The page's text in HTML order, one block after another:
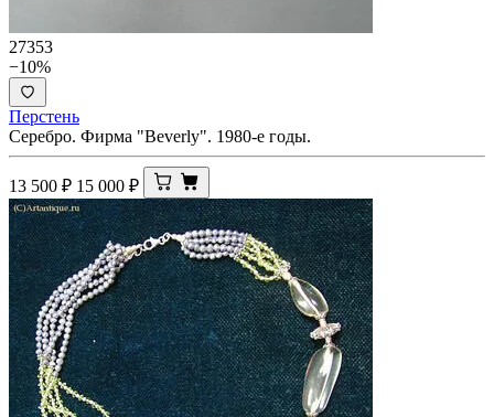
27353
−10%
Перстень
Серебро. Фирма "Beverly". 1980-е годы.
13 500 ₽ 15 000 ₽